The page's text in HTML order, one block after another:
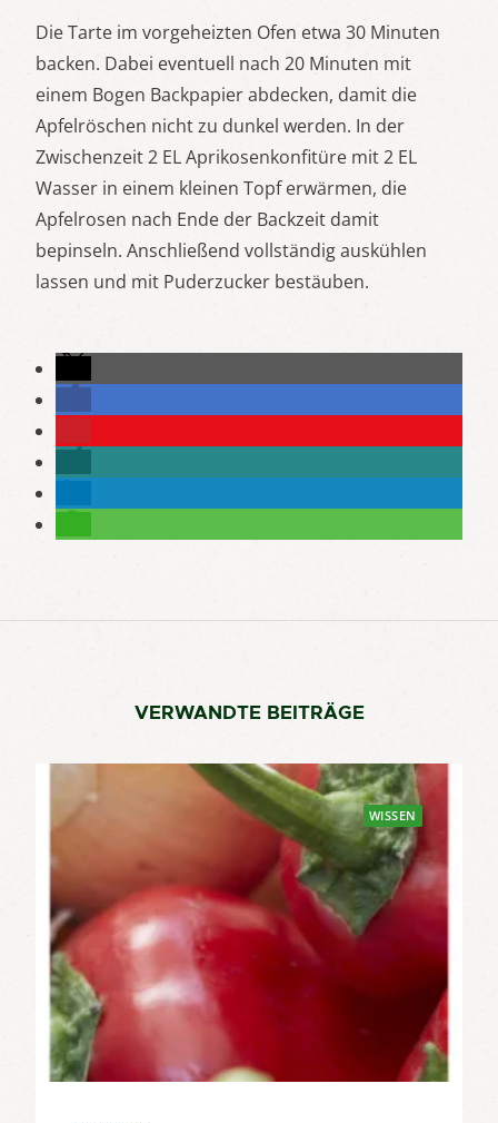
Die Tarte im vorgeheizten Ofen etwa 30 Minuten
backen. Dabei eventuell nach 20 Minuten mit
einem Bogen Backpapier abdecken, damit die
Apfelröschen nicht zu dunkel werden. In der
Zwischenzeit 2 EL Aprikosenkonfitüre mit 2 EL
Wasser in einem kleinen Topf erwärmen, die
Apfelrosen nach Ende der Backzeit damit
bepinseln. Anschließend vollständig auskühlen
lassen und mit Puderzucker bestäuben.
VERWANDTE BEITRÄGE
WISSEN